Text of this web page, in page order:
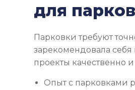
для
Парковки требуют
зарекомендовала
проекты качественно
Опыт с парковками